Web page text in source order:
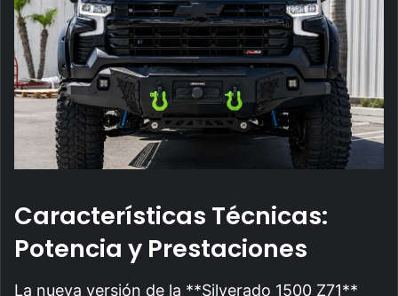
Características Técnicas:
Potencia y Prestaciones
La nueva versión de la **Silverado 1500 Z71**